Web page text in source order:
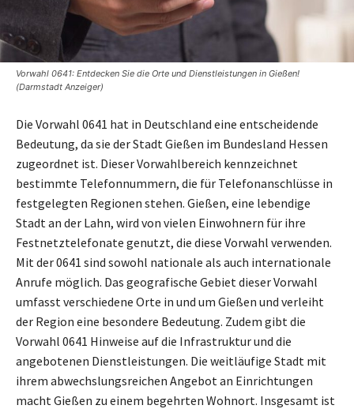
Vorwahl 0641: Entdecken Sie die Orte und Dienstleistungen in Gießen!
(Darmstadt Anzeiger)
Die Vorwahl 0641 hat in Deutschland eine entscheidende
Bedeutung, da sie der Stadt Gießen im Bundesland Hessen
zugeordnet ist. Dieser Vorwahlbereich kennzeichnet
bestimmte Telefonnummern, die für Telefonanschlüsse in
festgelegten Regionen stehen. Gießen, eine lebendige
Stadt an der Lahn, wird von vielen Einwohnern für ihre
Festnetztelefonate genutzt, die diese Vorwahl verwenden.
Mit der 0641 sind sowohl nationale als auch internationale
Anrufe möglich. Das geografische Gebiet dieser Vorwahl
umfasst verschiedene Orte in und um Gießen und verleiht
der Region eine besondere Bedeutung. Zudem gibt die
Vorwahl 0641 Hinweise auf die Infrastruktur und die
angebotenen Dienstleistungen. Die weitläufige Stadt mit
ihrem abwechslungsreichen Angebot an Einrichtungen
macht Gießen zu einem begehrten Wohnort. Insgesamt ist